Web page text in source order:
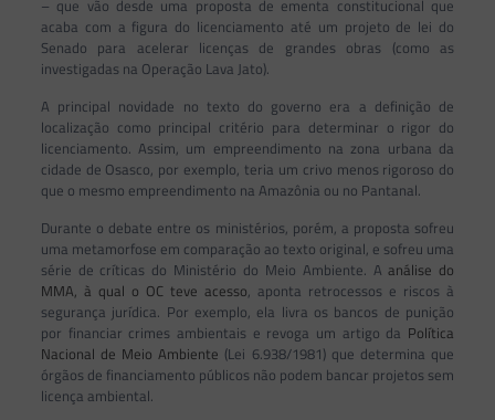
– que vão desde uma proposta de ementa constitucional que
acaba com a figura do licenciamento até um projeto de lei do
Senado para acelerar licenças de grandes obras (como as
investigadas na Operação Lava Jato).
A principal novidade no texto do governo era a definição de
localização como principal critério para determinar o rigor do
licenciamento. Assim, um empreendimento na zona urbana da
cidade de Osasco, por exemplo, teria um crivo menos rigoroso do
que o mesmo empreendimento na Amazônia ou no Pantanal.
Durante o debate entre os ministérios, porém, a proposta sofreu
uma metamorfose em comparação ao texto original, e sofreu uma
série de críticas do Ministério do Meio Ambiente. Aanálise do
MMA, à qual o OC teve acesso, aponta retrocessos e riscos à
segurança jurídica. Por exemplo, ela livra os bancos de punição
por financiar crimes ambientais e revoga um artigo da Política
Nacional de Meio Ambiente (Lei 6.938/1981) que determina que
órgãos de financiamento públicos não podem bancar projetos sem
licença ambiental.